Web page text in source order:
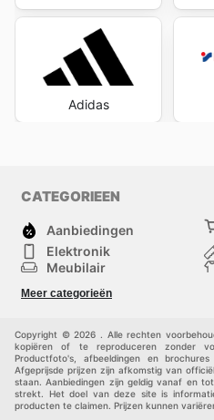
Adidas
CATEGORIEEN
Aanbiedingen
Elektronik
Meubilair
Schoonheid
Meer categorieën
Copyright © 2026 . Alle rechten
kopiëren of te reproduceren zonder
Productfoto's, afbeeldingen en
Afgeprijsde prijzen zijn afkomstig van
staan. Aanbiedingen zijn geldig vanaf en
strekt. Het doel van deze site is
producten te claimen. Prijzen kunnen